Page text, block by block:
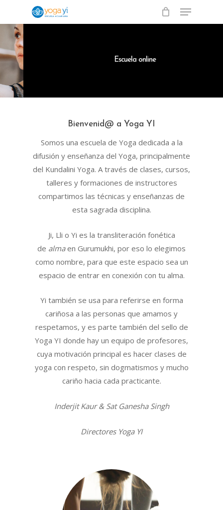
main
content
Menu
online
Bienvenid@ a Yoga YI
Somos una escuela de Yoga dedicada a la
difusión y enseñanza del Yoga, principalmente
del Kundalini Yoga. A través de clases, cursos,
talleres y formaciones de instructores
compartimos las técnicas y enseñanzas de
esta sagrada disciplina.
Ji, Lli o Yi es la transliteración fonética
de almaen Gurumukhi, por eso lo elegimos
como nombre, para que este espacio sea un
espacio de entrar en conexión con tu alma.
Yi también se usa para referirse en forma
cariñosa a las personas que amamos y
respetamos, y es parte también del sello de
Yoga YI donde hay un equipo de profesores,
cuya motivación principal es hacer clases de
yoga con respeto, sin dogmatismos y mucho
cariño hacia cada practicante.
Inderjit Kaur & Sat Ganesha Singh
Directores Yoga YI